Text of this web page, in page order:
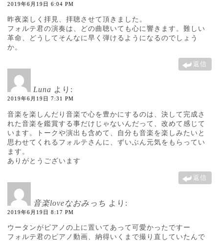
2019年6月19日 6:04 PM
昨夜楽しく拝見、拝聴させて頂きました。
フォルテ君の演奏は、どの曲聴いても心に響きます。難しい
革命、どうしてそんなに早く弾けるようになるのでしょう
か。
返信
Luna より:
2019年6月19日 7:31 PM
音楽を楽しんだり音楽で心を豊かにするのは、決して完成さ
れた音楽を鑑賞する事だけじゃないんだって、改めて感じて
います。トークや演出も含めて、自分も音楽を楽しみたいと
思わせてくれるフォルテさんに、ずいぶん元気をもらってい
ます。
ありがとうございます
返信
音楽loveなおみっち より:
2019年6月19日 8:17 PM
ウータンがピアノの上に置いてあって可愛かったですー
フォルテ君のピアノ動画、納得いくまで撮り直していたんで